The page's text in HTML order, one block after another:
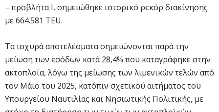
– προβλήτα Ι, σημειώθηκε ιστορικό ρεκόρ διακίνησης
με 664.581 TEU.
Τα ισχυρά αποτελέσματα σημειώνονται παρά την
μείωση των εσόδων κατά 28,4% που καταγράφηκε στην
ακτοπλοΐα, λόγω της μείωσης των λιμενικών τελών από
τον Μάιο του 2025, κατόπιν σχετικού αιτήματος του
Υπουργείου Ναυτιλίας και Νησιωτικής Πολιτικής, με